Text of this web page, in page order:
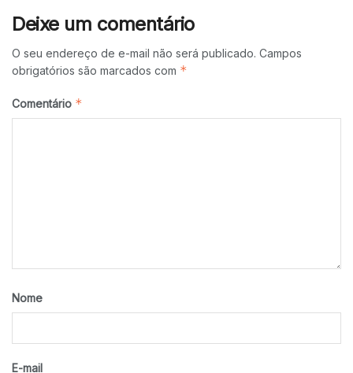
Deixe um comentário
O seu endereço de e-mail não será publicado. Campos
obrigatórios são marcados com *
Comentário *
Nome
E-mail